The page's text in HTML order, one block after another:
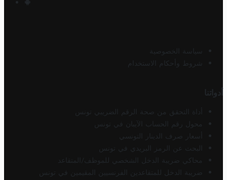
سياسة الخصوصية
شروط وأحكام الاستخدام
أدواتنا
أداة التحقق من صحة الرقم الضريبي تونس
محول رقم الحساب الآيبان في تونس
أسعار صرف الدينار التونسي
البحث عن الرمز البريدي في تونس
محاكي ضريبة الدخل الشخصي للموظف/المتقاعد
ضريبة الدخل للمتقاعدين الفرنسيين المقيمين في تونس